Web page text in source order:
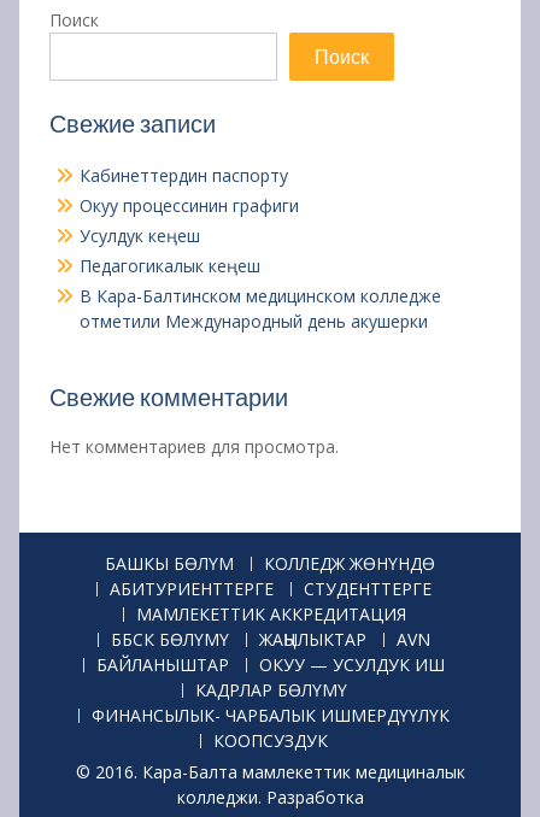
Поиск
Поиск
Свежие записи
Кабинеттердин паспорту
Окуу процессинин графиги
Усулдук кеңеш
Педагогикалык кеңеш
В Кара-Балтинском медицинском колледже
отметили Международный день акушерки
Свежие комментарии
Нет комментариев для просмотра.
БАШКЫ БӨЛҮМ
КОЛЛЕДЖ ЖӨНҮНДӨ
АБИТУРИЕНТТЕРГЕ
СТУДЕНТТЕРГЕ
МАМЛЕКЕТТИК АККРЕДИТАЦИЯ
ББСК БӨЛҮМҮ
ЖАҢЫЛЫКТАР
AVN
БАЙЛАНЫШТАР
ОКУУ — УСУЛДУК ИШ
КАДРЛАР БӨЛҮМҮ
ФИНАНСЫЛЫК- ЧАРБАЛЫК ИШМЕРДҮҮЛҮК
КООПСУЗДУК
© 2016. Кара-Балта мамлекеттик медициналык
колледжи. Разработка